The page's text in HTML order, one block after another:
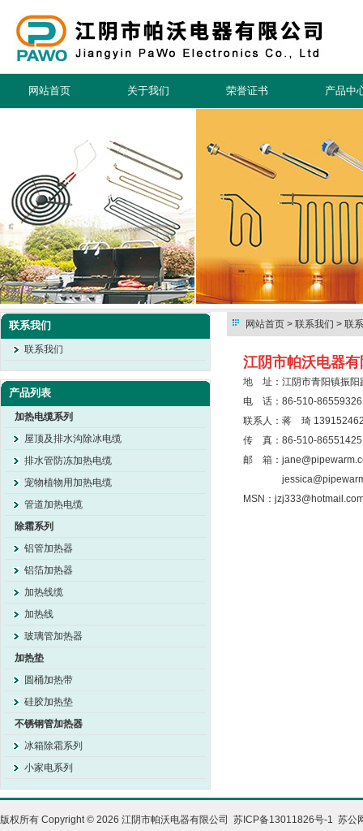
网站首页 关于我们 荣誉证书 产品中
联系我们
联系我们
产品列表
加热电缆系列
屋顶及排水沟除冰电缆
排水管防冻加热电缆
宠物植物用加热电缆
管道加热电缆
除霜系列
铝管加热器
铝箔加热器
加热线缆
加热线
玻璃管加热器
加热垫
圆桶加热带
硅胶加热垫
不锈钢管加热器
冰箱除霜系列
小家电系列
网站首页 > 联系我们 > 联
江阴市帕沃电器
地 址：江阴市青阳镇振阳
电 话：86-510-86559326
联系人：蒋 琦
传 真：86-510-86551425
邮 箱：
MSN：
版权所有 Copyright © 2026 江阴市帕沃电器有限公司 苏ICP备13011826号-1 苏公